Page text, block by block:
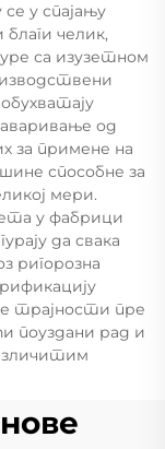
у спајању
челик,
са изузетном
од
за примене на
способне за
мери.
у фабрици
да свака
ригорозна
трајности пре
поуздани рад и